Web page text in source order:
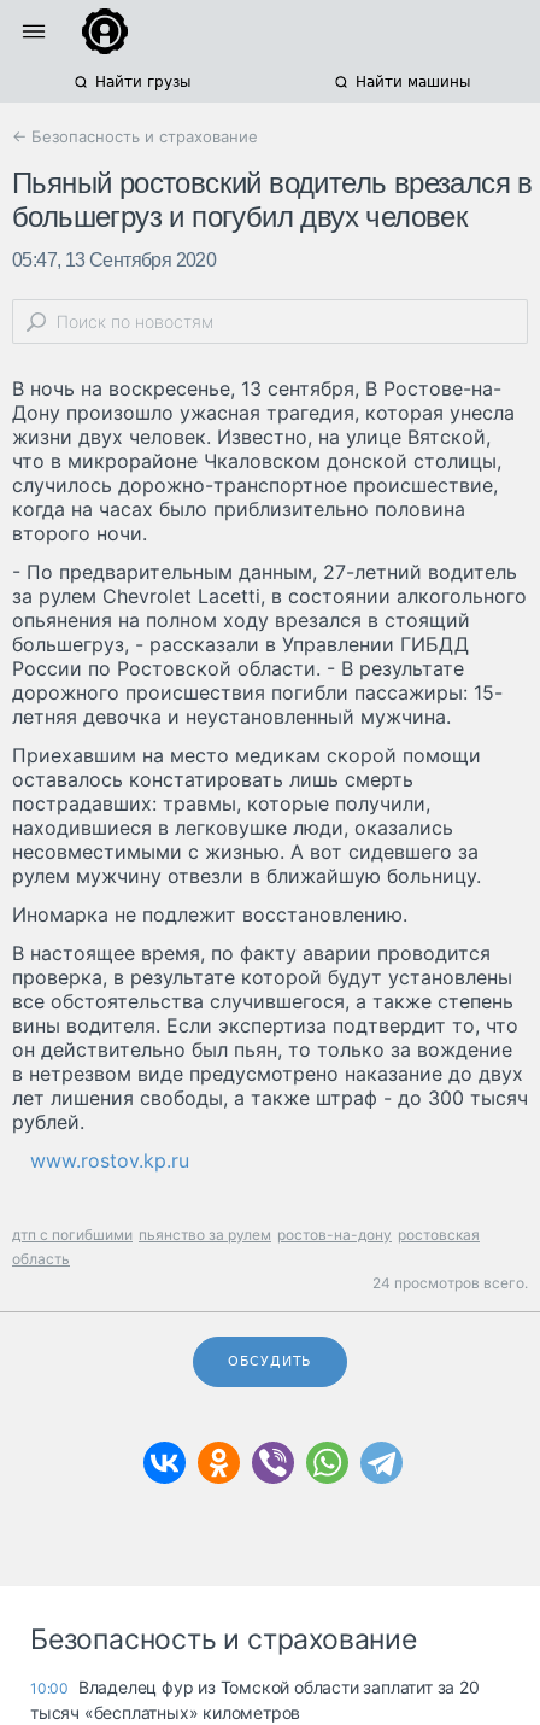
Найти грузы Найти машины
← Безопасность и страхование
Пьяный ростовский водитель врезался в
большегруз и погубил двух человек
05:47, 13 Сентября 2020
В ночь на воскресенье, 13 сентября, В Ростове-на-
Дону произошло ужасная трагедия, которая унесла
жизни двух человек. Известно, на улице Вятской,
что в микрорайоне Чкаловском донской столицы,
случилось дорожно-транспортное происшествие,
когда на часах было приблизительно половина
второго ночи.
- По предварительным данным, 27-летний водитель
за рулем Chevrolet Lacetti, в состоянии алкогольного
опьянения на полном ходу врезался в стоящий
большегруз, - рассказали в Управлении ГИБДД
России по Ростовской области. - В результате
дорожного происшествия погибли пассажиры: 15-
летняя девочка и неустановленный мужчина.
Приехавшим на место медикам скорой помощи
оставалось констатировать лишь смерть
пострадавших: травмы, которые получили,
находившиеся в легковушке люди, оказались
несовместимыми с жизнью. А вот сидевшего за
рулем мужчину отвезли в ближайшую больницу.
Иномарка не подлежит восстановлению.
В настоящее время, по факту аварии проводится
проверка, в результате которой будут установлены
все обстоятельства случившегося, а также степень
вины водителя. Если экспертиза подтвердит то, что
он действительно был пьян, то только за вождение
в нетрезвом виде предусмотрено наказание до двух
лет лишения свободы, а также штраф - до 300 тысяч
рублей.
www.rostov.kp.ru
дтп с погибшими пьянство за рулем ростов-на-дону ростовская
область
24 просмотров всего.
ОБСУДИТЬ
Безопасность и страхование
10:00
Владелец фур из Томской области заплатит за 20
тысяч «бесплатных» километров